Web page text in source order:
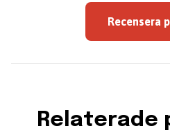
Recensera
Relaterade